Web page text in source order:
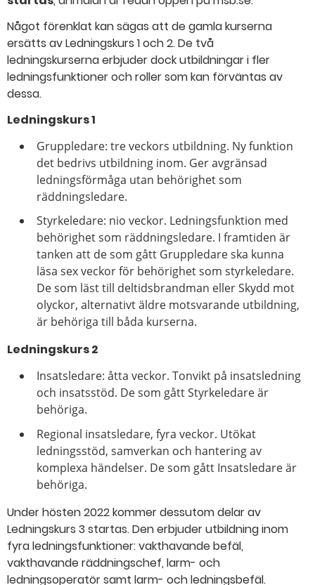
Något förenklat kan sägas att de gamla kurserna
ersätts av Ledningskurs 1 och 2. De två
ledningskurserna erbjuder dock utbildningar i fler
ledningsfunktioner och roller som kan förväntas av
dessa.
Ledningskurs 1
Gruppledare: tre veckors utbildning. Ny funktion
det bedrivs utbildning inom. Ger avgränsad
ledningsförmåga utan behörighet som
räddningsledare.
Styrkeledare: nio veckor. Ledningsfunktion med
behörighet som räddningsledare. I framtiden är
tanken att de som gått Gruppledare ska kunna
läsa sex veckor för behörighet som styrkeledare.
De som läst till deltidsbrandman eller Skydd mot
olyckor, alternativt äldre motsvarande utbildning,
är behöriga till båda kurserna.
Ledningskurs 2
Insatsledare: åtta veckor. Tonvikt på insatsledning
och insatsstöd. De som gått Styrkeledare är
behöriga.
Regional insatsledare, fyra veckor. Utökat
ledningsstöd, samverkan och hantering av
komplexa händelser. De som gått Insatsledare är
behöriga.
Under hösten 2022 kommer dessutom delar av
Ledningskurs 3 startas. Den erbjuder utbildning inom
fyra ledningsfunktioner: vakthavande befäl,
vakthavande räddningschef, larm- och
ledningsoperatör samt larm- och ledningsbefäl.